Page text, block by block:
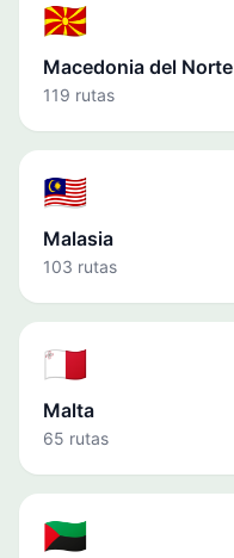
🇲🇰
Macedonia del Norte
119 rutas
🇲🇾
Malasia
103 rutas
🇲🇹
Malta
65 rutas
🇲🇶